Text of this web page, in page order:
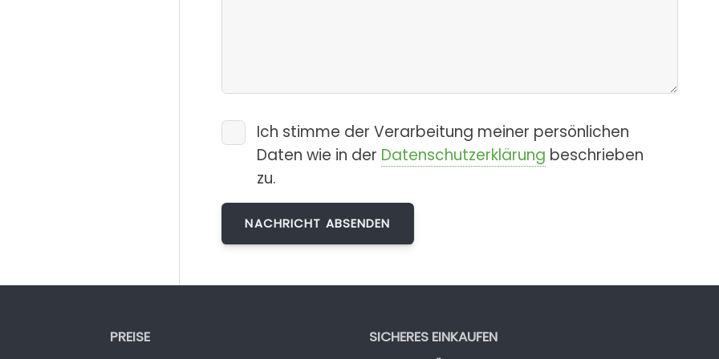
Ich stimme der Verarbeitung meiner persönlichen
Daten wie in der Datenschutzerklärung beschrieben
zu.
PREISE
SICHERES EINKAUFEN